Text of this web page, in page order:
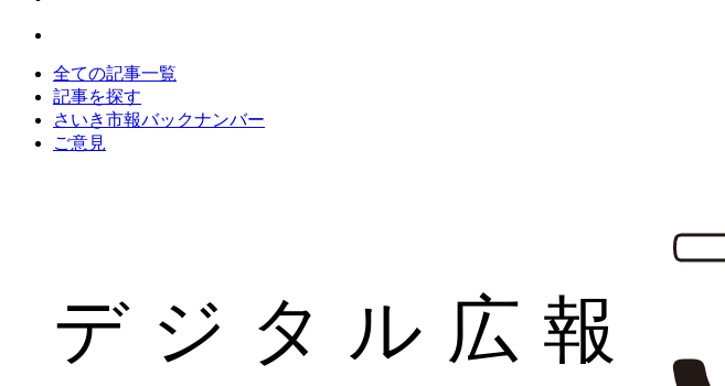
全ての記事一覧
記事を探す
さいき市報バックナンバー
ご意見